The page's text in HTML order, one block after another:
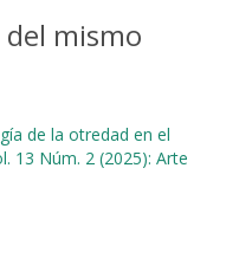
mismo
de la otredad en el
13 Núm. 2 (2025): Arte